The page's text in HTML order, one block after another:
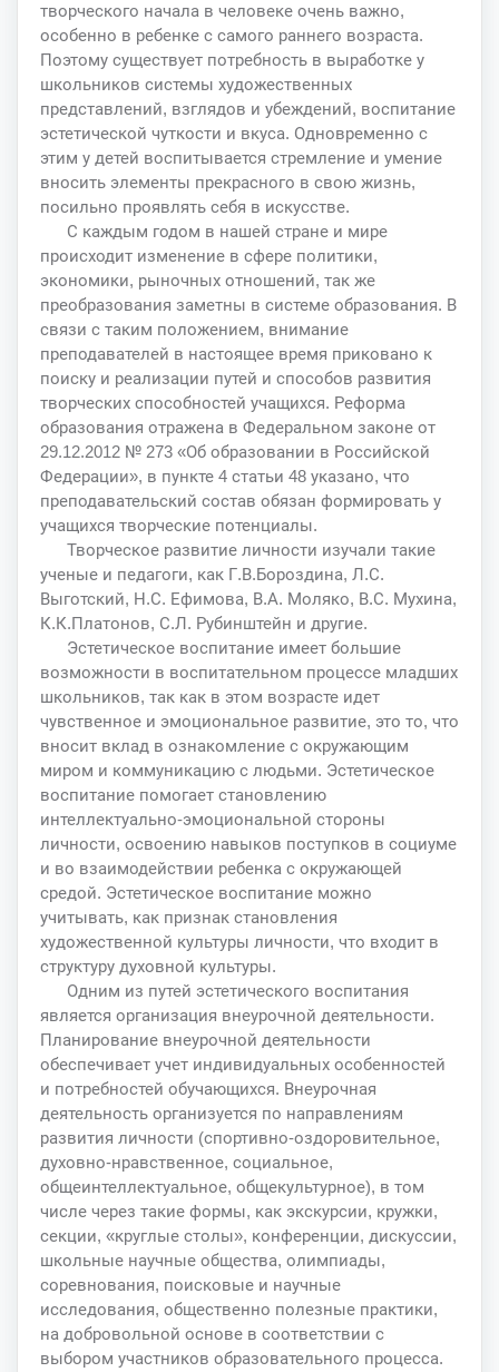
творческого начала в человеке очень важно,
особенно в ребенке с самого раннего возраста.
Поэтому существует потребность в выработке у
школьников системы художественных
представлений, взглядов и убеждений, воспитание
эстетической чуткости и вкуса. Одновременно с
этим у детей воспитывается стремление и умение
вносить элементы прекрасного в свою жизнь,
посильно проявлять себя в искусстве.
С каждым годом в нашей стране и мире
происходит изменение в сфере политики,
экономики, рыночных отношений, так же
преобразования заметны в системе образования. В
связи с таким положением, внимание
преподавателей в настоящее время приковано к
поиску и реализации путей и способов развития
творческих способностей учащихся. Реформа
образования отражена в Федеральном законе от
29.12.2012 № 273 «Об образовании в Российской
Федерации», в пункте 4 статьи 48 указано, что
преподавательский состав обязан формировать у
учащихся творческие потенциалы.
Творческое развитие личности изучали такие
ученые и педагоги, как Г.В.Бороздина, Л.С.
Выготский, Н.С. Ефимова, В.А. Моляко, В.С. Мухина,
К.К.Платонов, С.Л. Рубинштейн и другие.
Эстетическое воспитание имеет большие
возможности в воспитательном процессе младших
школьников, так как в этом возрасте идет
чувственное и эмоциональное развитие, это то, что
вносит вклад в ознакомление с окружающим
миром и коммуникацию с людьми. Эстетическое
воспитание помогает становлению
интеллектуально-эмоциональной стороны
личности, освоению навыков поступков в социуме
и во взаимодействии ребенка с окружающей
средой. Эстетическое воспитание можно
учитывать, как признак становления
художественной культуры личности, что входит в
структуру духовной культуры.
Одним из путей эстетического воспитания
является организация внеурочной деятельности.
Планирование внеурочной деятельности
обеспечивает учет индивидуальных особенностей
и потребностей обучающихся. Внеурочная
деятельность организуется по направлениям
развития личности (спортивно-оздоровительное,
духовно-нравственное, социальное,
общеинтеллектуальное, общекультурное), в том
числе через такие формы, как экскурсии, кружки,
секции, «круглые столы», конференции, дискуссии,
школьные научные общества, олимпиады,
соревнования, поисковые и научные
исследования, общественно полезные практики,
на добровольной основе в соответствии с
выбором участников образовательного процесса.